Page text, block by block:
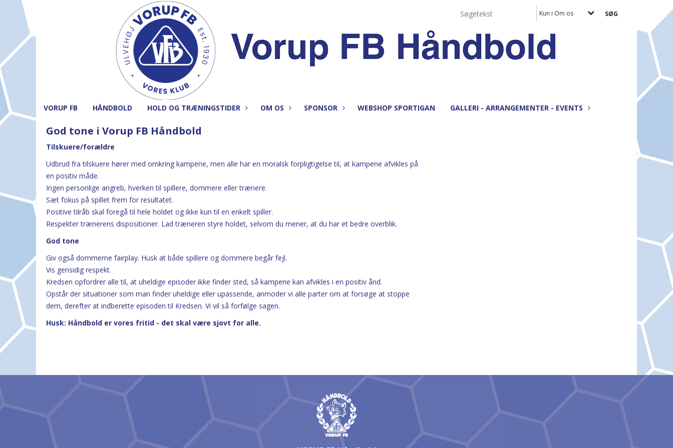
Kun i Om os
VORUP FB HÅNDBOLD HOLD OG TRÆNINGSTIDER OM OS SPONSOR WEBSHOP SPORTIGAN GALLERI - ARRANGEMENTER - EVENTS
God tone i Vorup FB Håndbold
Tilskuere/forældre
Udbrud fra tilskuere hører med omkring kampene, men alle har en moralsk forpligtigelse til, at kampene afvikles på
en positiv måde.
Ingen personlige angreb, hverken til spillere, dommere eller trænere.
Sæt fokus på spillet frem for resultatet.
Positive tilråb skal foregå til hele holdet og ikke kun til en enkelt spiller.
Respekter trænerens dispositioner. Lad træneren styre holdet, selvom du mener, at du har et bedre overblik.
God tone
Giv også dommerne fairplay. Husk at både spillere og dommere begår fejl.
Vis gensidig respekt.
Kredsen opfordrer alle til, at uheldige episoder ikke finder sted, så kampene kan afvikles i en positiv ånd.
Opstår der situationer som man finder uheldige eller upassende, anmoder vi alle parter om at forsøge at stoppe
dem, derefter at indberette episoden til Kredsen. Vi vil så forfølge sagen.
Husk: Håndbold er vores fritid - det skal være sjovt for alle.